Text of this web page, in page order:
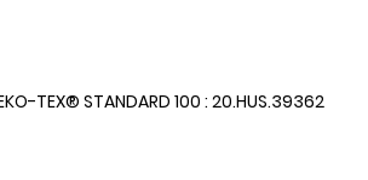
TEX® STANDARD 100 : 20.HUS.39362